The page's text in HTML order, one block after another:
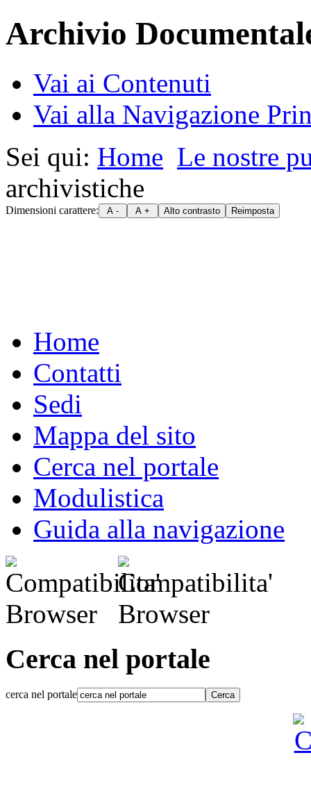
Archivio
Vai ai Contenuti
Vai alla Navigazione
Sei qui: Home Le nostre
archivistiche
Dimensioni carattere:
Home
Contatti
Sedi
Mappa del sito
Cerca nel portale
Modulistica
Guida alla navigazione
Cerca nel portale
cerca nel portale